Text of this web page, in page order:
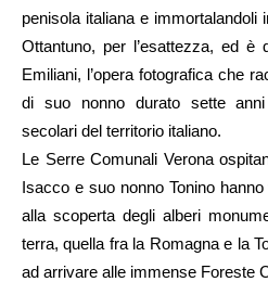
penisola italiana e immortalandoli
Ottantuno, per l’esattezza, ed
Emiliani, l’opera fotografica che
di suo nonno durato sette
secolari del territorio italiano.
Le Serre Comunali Verona
Isacco e suo nonno Tonino
alla scoperta degli alberi
terra, quella fra la Romagna e la
ad arrivare alle immense Foreste